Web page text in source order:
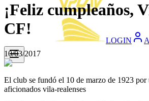
LOGIN
¡Feliz cumpleaños,
CF!
10/03/2017
El club se fundó el 10 de marzo de 1923 por
aficionados vila-realenses